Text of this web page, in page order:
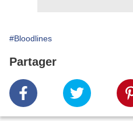
#Bloodlines
Partager